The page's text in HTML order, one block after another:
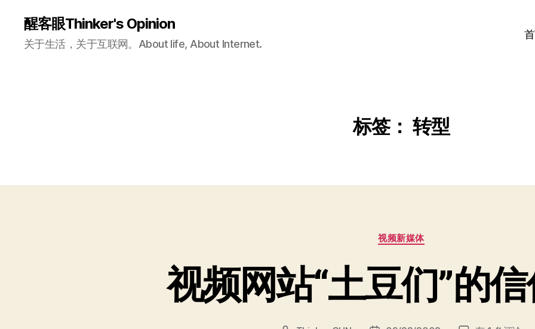
醒客眼Thinker's Opinion
关于生活，关于互联网。About life, About Internet.
标签： 转型
分
类
视频新媒体
视频网站“土豆们”的